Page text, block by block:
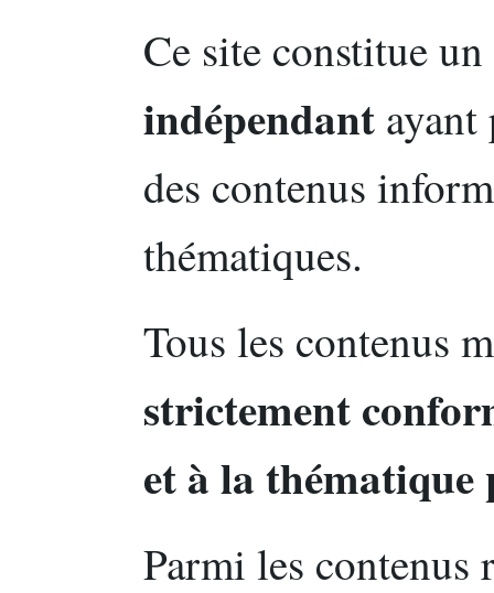
Ce site constitue un
indépendant
des contenus
thématiques.
Tous les contenus
strictement
et à la
Parmi les contenus